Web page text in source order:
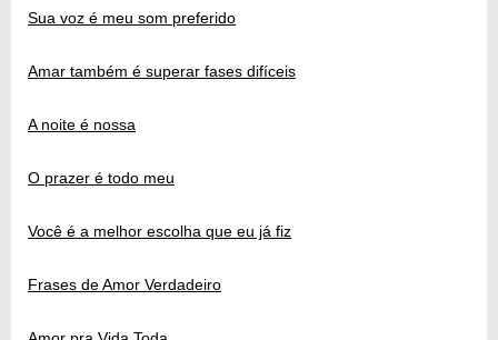
Sua voz é meu som preferido
Amar também é superar fases difíceis
A noite é nossa
O prazer é todo meu
Você é a melhor escolha que eu já fiz
Frases de Amor Verdadeiro